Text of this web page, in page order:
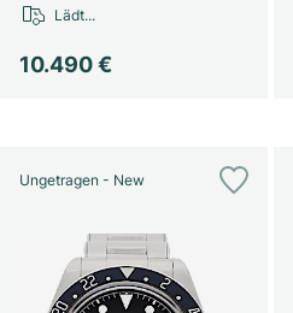
10.490 €
Lädt...
Ungetragen - New